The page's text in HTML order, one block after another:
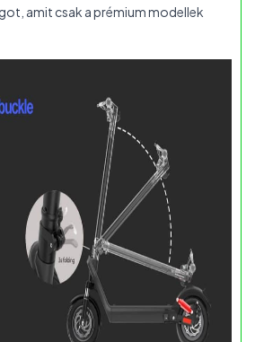
amit csak a prémium modellek